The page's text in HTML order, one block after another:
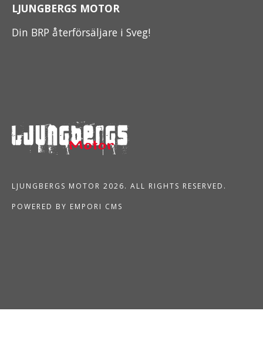
LJUNGBERGS MOTOR
Din BRP återförsäljare i Sveg!
LJUNGBERGS MOTOR 2026. ALL RIGHTS RESERVED.
POWERED BY EMPORI CMS